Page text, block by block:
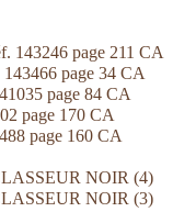
143246 page 211 CA
page 34 CA
page 84 CA
page 170 CA
page 160 CA